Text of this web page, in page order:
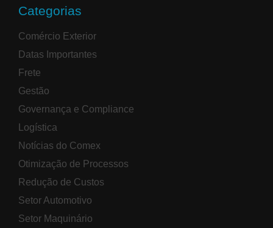
Categorias
Comércio Exterior
Datas Importantes
Frete
Gestão
Governança e Compliance
Logística
Notícias do Comex
Otimização de Processos
Redução de Custos
Setor Automotivo
Setor Maquinário